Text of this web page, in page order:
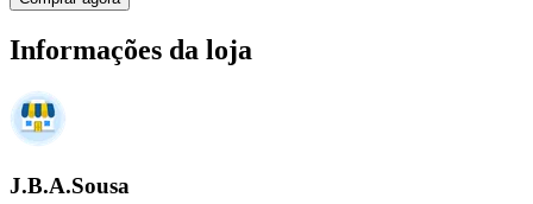
Informações da loja
J.B.A.Sousa